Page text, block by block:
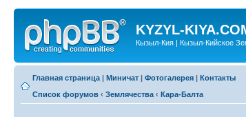
KYZYL-
Кызыл-Кия | Кызыл-Кийское
Главная страница | Миничат | Фотогалерея | Контакты
Список форумов ‹ Землячества ‹ Кара-Балта